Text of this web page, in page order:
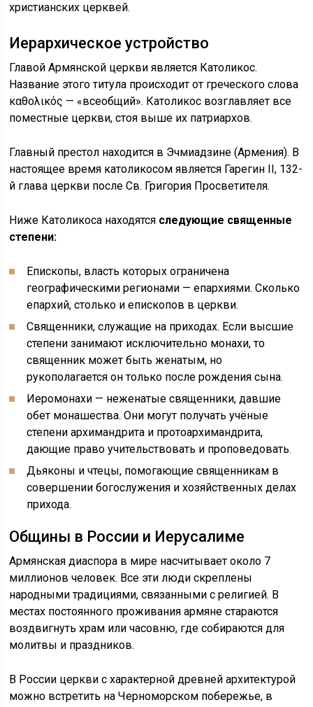
христианских церквей.
Иерархическое устройство
Главой Армянской церкви является Католикос.
Название этого титула происходит от греческого слова
καθολικός — «всеобщий». Католикос возглавляет все
поместные церкви, стоя выше их патриархов.
Главный престол находится в Эчмиадзине (Армения). В
настоящее время католикосом является Гарегин II, 132-
й глава церкви после Св. Григория Просветителя.
Ниже Католикоса находятся следующие священные
степени:
Епископы, власть которых ограничена
географическими регионами — епархиями. Сколько
епархий, столько и епископов в церкви.
Священники, служащие на приходах. Если высшие
степени занимают исключительно монахи, то
священник может быть женатым, но
рукополагается он только после рождения сына.
Иеромонахи — неженатые священники, давшие
обет монашества. Они могут получать учёные
степени архимандрита и протоархимандрита,
дающие право учительствовать и проповедовать.
Дьяконы и чтецы, помогающие священникам в
совершении богослужения и хозяйственных делах
прихода.
Общины в России и Иерусалиме
Армянская диаспора в мире насчитывает около 7
миллионов человек. Все эти люди скреплены
народными традициями, связанными с религией. В
местах постоянного проживания армяне стараются
воздвигнуть храм или часовню, где собираются для
молитвы и праздников.
В России церкви с характерной древней архитектурой
можно встретить на Черноморском побережье, в